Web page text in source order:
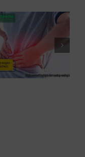
Kambuh
Cara
Atasinya